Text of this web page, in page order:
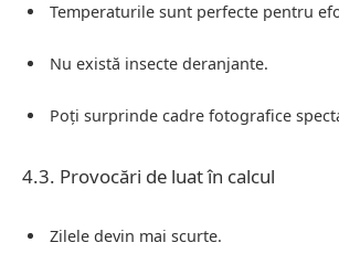
Temperaturile sunt perfecte pentru
Nu există insecte deranjante.
Poți surprinde cadre fotografice
4.3. Provocări de luat în calcul
Zilele devin mai scurte.